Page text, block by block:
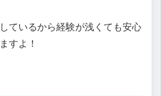
ているから経験が浅くても安心
すよ！